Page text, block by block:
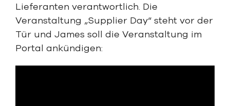
Lieferanten verantwortlich. Die
Veranstaltung „Supplier Day“ steht vor der
Tür und James soll die Veranstaltung im
Portal ankündigen: